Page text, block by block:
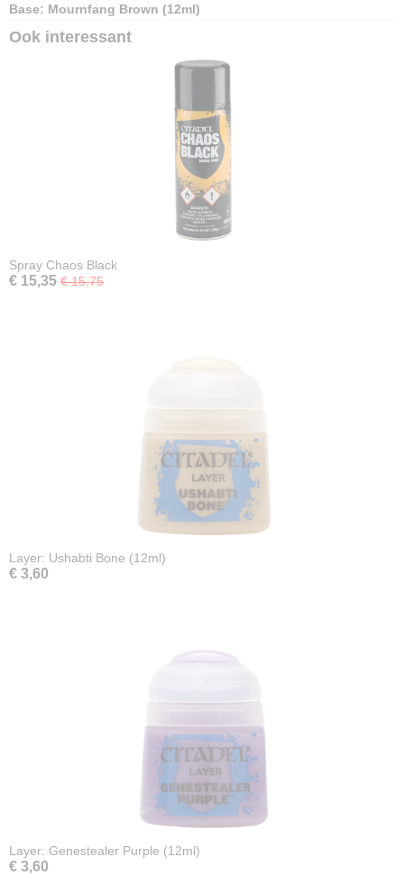
Base: Mournfang Brown (12ml)
Ook interessant
Spray Chaos Black
€ 15,35 € 15,75
Layer: Ushabti Bone (12ml)
€ 3,60
Layer: Genestealer Purple (12ml)
€ 3,60